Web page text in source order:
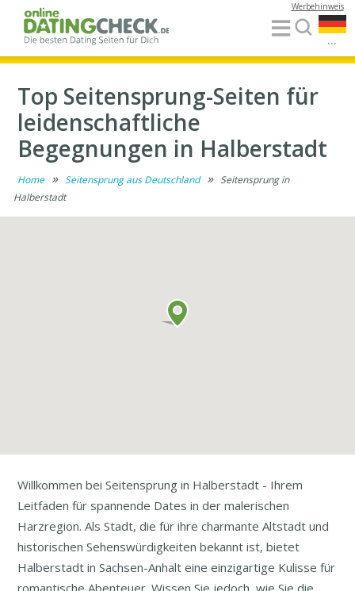
...
Werbehinweis
Top Seitensprung-Seiten für
leidenschaftliche
Begegnungen in Halberstadt
Home » Seitensprung aus Deutschland » Seitensprung in
Halberstadt
Willkommen bei Seitensprung in Halberstadt - Ihrem
Leitfaden für spannende Dates in der malerischen
Harzregion. Als Stadt, die für ihre charmante Altstadt und
historischen Sehenswürdigkeiten bekannt ist, bietet
Halberstadt in Sachsen-Anhalt eine einzigartige Kulisse für
romantische Abenteuer. Wissen Sie jedoch, wie Sie die